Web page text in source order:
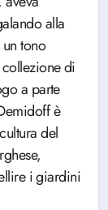
alla
tono
di
a parte
è
del
i giardini